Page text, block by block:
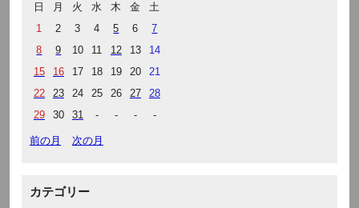
日 月 火 水 木 金
土
1
2 3 4 5 6
7
8
9 10 11 12 13
14
15
16 17 18 19 20
21
22
23 24 25 26 27
28
29
30 31 - - - -
前の月 次の月
カテゴリー